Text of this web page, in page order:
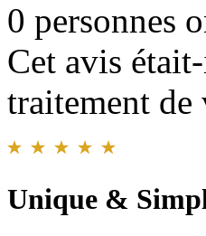
0 personnes
Cet avis
traitement de
Unique &